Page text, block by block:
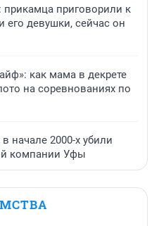
прикамца приговорили к
его девушки, сейчас он
как мама в декрете
на соревнованиях по
начале 2000-х убили
компании Уфы